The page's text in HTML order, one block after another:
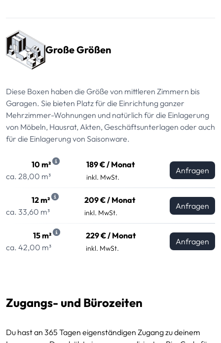
Große Größen
Diese Boxen haben die Größe von mittleren Zimmern bis
Garagen. Sie bieten Platz für die Einrichtung ganzer
Mehrzimmer-Wohnungen und natürlich für die Einlagerung
von Möbeln, Hausrat, Akten, Geschäftsunterlagen oder auch
für die Einlagerung von Saisonware.
10 m²
ca. 28,00 m³
189 € / Monat
inkl. MwSt.
Anfragen
12 m²
ca. 33,60 m³
209 € / Monat
inkl. MwSt.
Anfragen
15 m²
ca. 42,00 m³
229 € / Monat
inkl. MwSt.
Anfragen
Zugangs- und Bürozeiten
Du hast an 365 Tagen eigenständigen Zugang zu deinem